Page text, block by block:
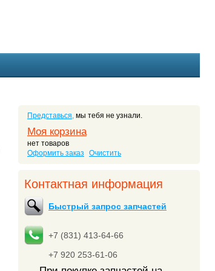
Представься, мы тебя не узнали.
Моя корзина
нет товаров
Оформить заказ
Очистить
Контактная информация
Быстрый запрос запчастей
+7 (831) 413-64-66
+7 920 253-61-06